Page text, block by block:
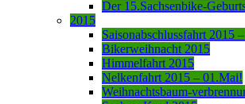
Der 15.Sachsenbike-
2015
Saisonabschlussfahrt 2015
Bikerweihnacht 2015
Himmelfahrt 2015
Nelkenfahrt 2015 – 01.Mai!
Weihnachtsbaum-